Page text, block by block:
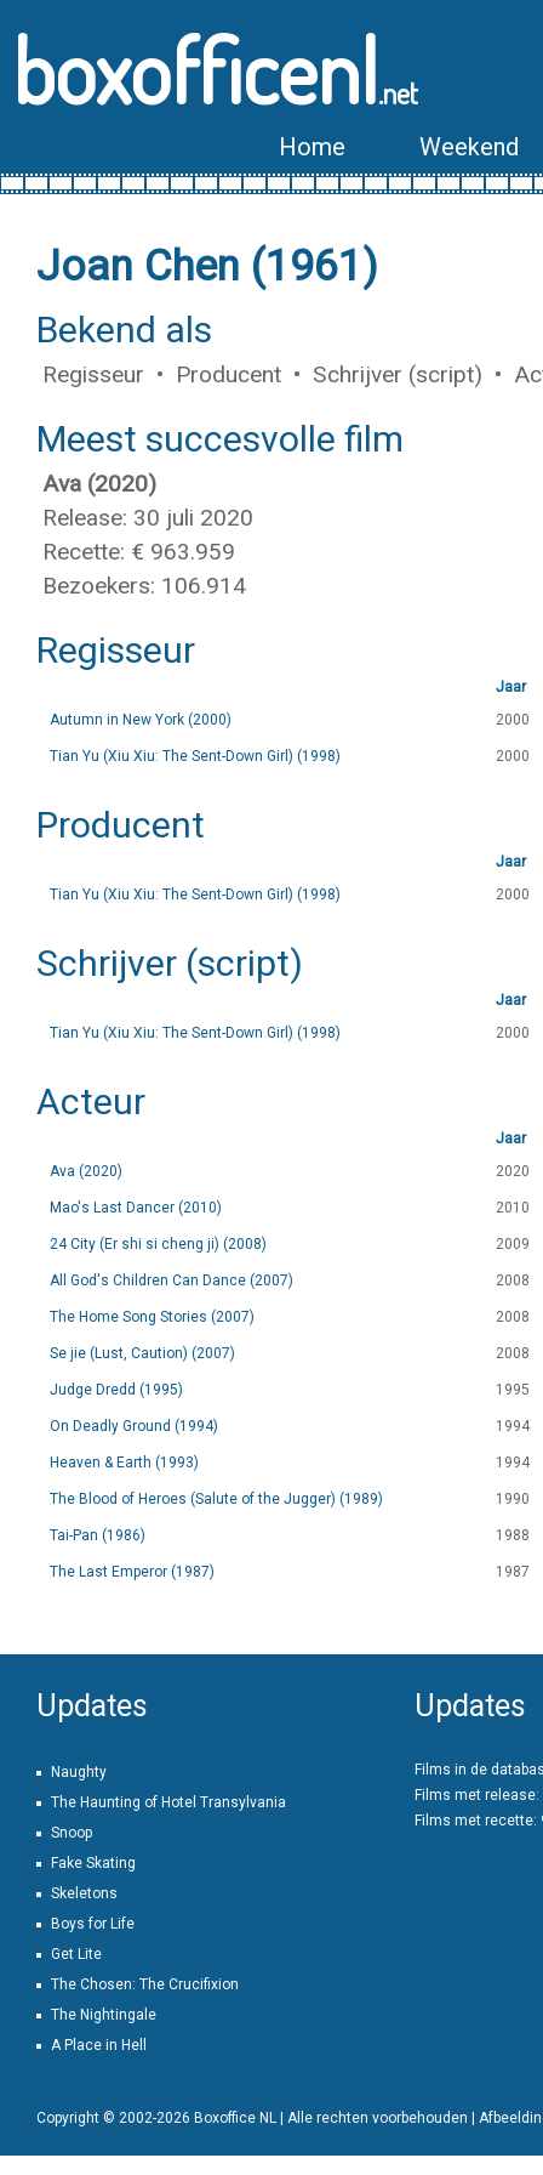
boxofficenl.net
Home Weekend
Joan Chen (1961)
Bekend als
Regisseur • Producent • Schrijver (script) •
Meest succesvolle film
Ava (2020)
Release: 30 juli 2020
Recette: € 963.959
Bezoekers: 106.914
Regisseur
Jaar
Autumn in New York (2000)
2000
Tian Yu (Xiu Xiu: The Sent-Down Girl) (1998) 2000
Producent
Jaar
Tian Yu (Xiu Xiu: The Sent-Down Girl) (1998)
2000
Schrijver (script)
Jaar
Tian Yu (Xiu Xiu: The Sent-Down Girl) (1998)
2000
Acteur
Jaar
Ava (2020)
2020
Mao's Last Dancer (2010) 2010
24 City (Er shi si cheng ji) (2008) 2009
All God's Children Can Dance (2007) 2008
The Home Song Stories (2007) 2008
Se jie (Lust, Caution) (2007) 2008
Judge Dredd (1995) 1995
On Deadly Ground (1994) 1994
Heaven & Earth (1993) 1994
The Blood of Heroes (Salute of the Jugger) (1989) 1990
Tai-Pan (1986) 1988
The Last Emperor (1987) 1987
Updates
Naughty
The Haunting of Hotel Transylvania
Snoop
Fake Skating
Skeletons
Boys for Life
Get Lite
The Chosen: The Crucifixion
The Nightingale
A Place in Hell
Updates
Films in de
Films met release:
Films met recette:
Copyright © 2002-2026 Boxoffice NL | Alle rechten voorbehouden |